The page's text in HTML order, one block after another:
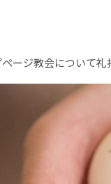
ページ教会について礼